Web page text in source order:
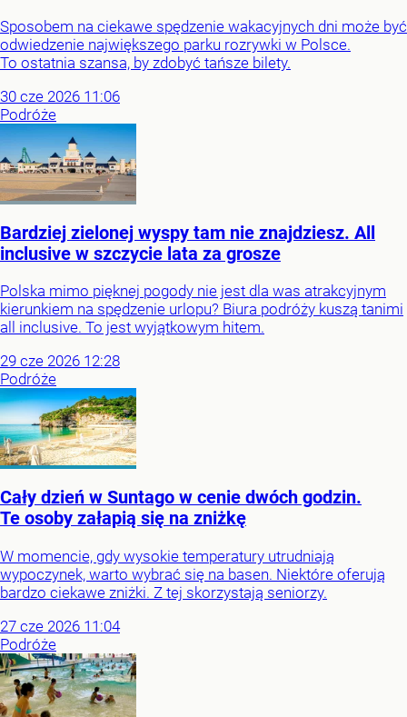
Sposobem na ciekawe spędzenie wakacyjnych dni może być
odwiedzenie największego parku rozrywki w Polsce.
To ostatnia szansa, by zdobyć tańsze bilety.
30 cze 2026 11:06
Podróże
Bardziej zielonej wyspy tam nie znajdziesz. All
inclusive w szczycie lata za grosze
Polska mimo pięknej pogody nie jest dla was atrakcyjnym
kierunkiem na spędzenie urlopu? Biura podróży kuszą tanimi
all inclusive. To jest wyjątkowym hitem.
29 cze 2026 12:28
Podróże
Cały dzień w Suntago w cenie dwóch godzin.
Te osoby załapią się na zniżkę
W momencie, gdy wysokie temperatury utrudniają
wypoczynek, warto wybrać się na basen. Niektóre oferują
bardzo ciekawe zniżki. Z tej skorzystają seniorzy.
27 cze 2026 11:04
Podróże